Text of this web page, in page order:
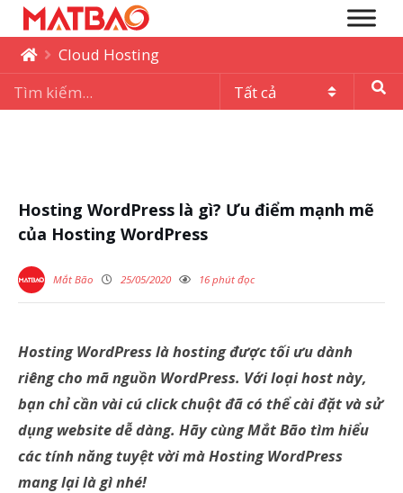
Cloud Hosting
Hosting WordPress là gì? Ưu điểm mạnh mẽ
của Hosting WordPress
Mắt Bão 25/05/2020 16 phút đọc
Hosting WordPress là hosting được tối ưu dành
riêng cho mã nguồn WordPress. Với loại host này,
bạn chỉ cần vài cú click chuột đã có thể cài đặt và sử
dụng website dễ dàng. Hãy cùng Mắt Bão tìm hiểu
các tính năng tuyệt vời mà Hosting WordPress
mang lại là gì nhé!